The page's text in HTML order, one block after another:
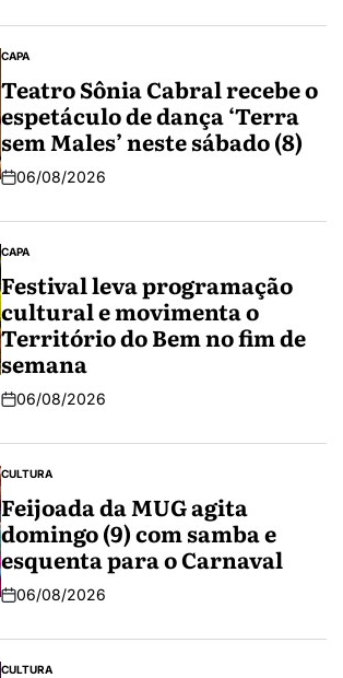
CAPA
Teatro Sônia Cabral recebe o
espetáculo de dança ‘Terra
sem Males’ neste sábado (8)
06/08/2026
CAPA
Festival leva programação
cultural e movimenta o
Território do Bem no fim de
semana
06/08/2026
CULTURA
Feijoada da MUG agita
domingo (9) com samba e
esquenta para o Carnaval
06/08/2026
CULTURA